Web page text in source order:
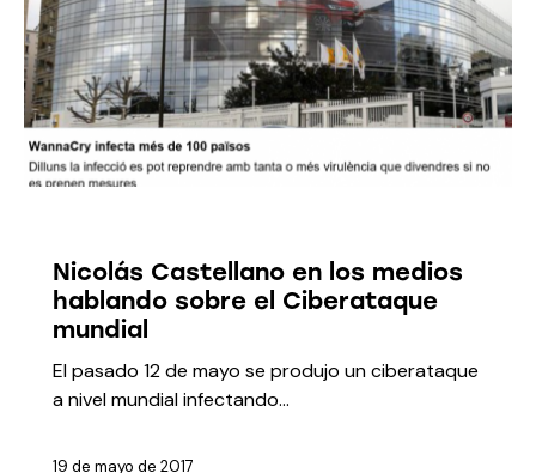
Nicolás Castellano en los medios
hablando sobre el Ciberataque
mundial
El pasado 12 de mayo se produjo un ciberataque
a nivel mundial infectando…
19 de mayo de 2017